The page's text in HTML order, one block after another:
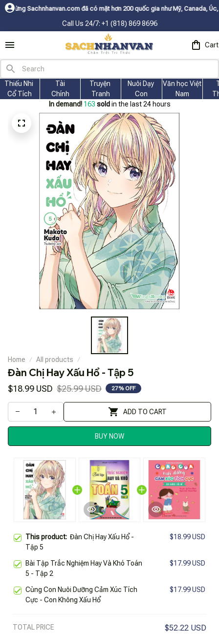
đã có mặt hơn 200 quốc gia như Mỹ, Canada, Úc, Nhật, Hàn, và các
Call Us 24/7: +1 (818) 869 8696
Cart
Thiếu Nhi
Cổ Tích
Tài
Chính
Truyện
Tranh
Nuôi Dạy
Con
Văn học Việt
Nam
In demand! 163 sold in the last 24 hours
Home All products
Đàn Chị Hay Xấu Hổ - Tập 5
$18.99 USD $25.99 USD 27% OFF
ADD TO CART
BUY NOW
This product: Đàn Chị Hay Xấu Hổ -
Tập 5
$18.99 USD
Bài Tập Trắc Nghiệm Hay Và Khó Toán
5 - Tập 2
$17.99 USD
Cùng Con Nuôi Dưỡng Cảm Xúc Tích
Cực - Con Không Xấu Hổ
$17.99 USD
TOTAL PRICE $52.22 USD